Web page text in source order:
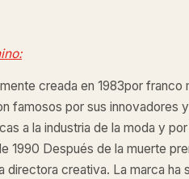
creada en 1983por
famosos por sus
a la industria de la moda y
1990​ Después de la muerte
directora creativa. La marca ha